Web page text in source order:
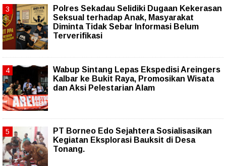
Polres Sekadau Selidiki Dugaan Kekerasan
Seksual terhadap Anak, Masyarakat
Diminta Tidak Sebar Informasi Belum
Terverifikasi
Wabup Sintang Lepas Ekspedisi Areingers
Kalbar ke Bukit Raya, Promosikan Wisata
dan Aksi Pelestarian Alam
PT Borneo Edo Sejahtera Sosialisasikan
Kegiatan Eksplorasi Bauksit di Desa
Tonang.